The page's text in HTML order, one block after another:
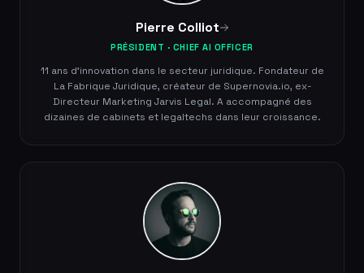
Pierre Colliot
PRÉSIDENT · CHIEF AI OFFICER
11 ans d'innovation dans le secteur juridique. Fondateur de
La Fabrique Juridique, créateur de Supernovia.io, ex-
Directeur Marketing Jarvis Legal. A accompagné des
dizaines de cabinets et legaltechs dans leur croissance.